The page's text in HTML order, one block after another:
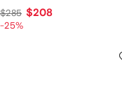
$285 $208
-25%